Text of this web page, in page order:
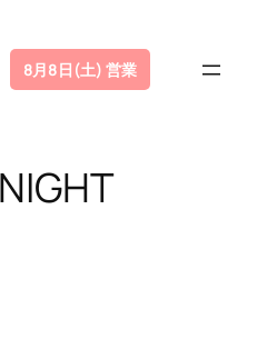
8月8日(土) 営業